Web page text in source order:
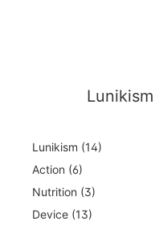
Lunikism
Lunikism (14)
Action (6)
Nutrition (3)
Device (13)